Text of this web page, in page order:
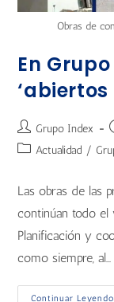
Obras de
En
Grupo Index
Actualidad /
Las obras de las
continúan todo el
Planificación y
como siempre, al…
Continuar Leyendo